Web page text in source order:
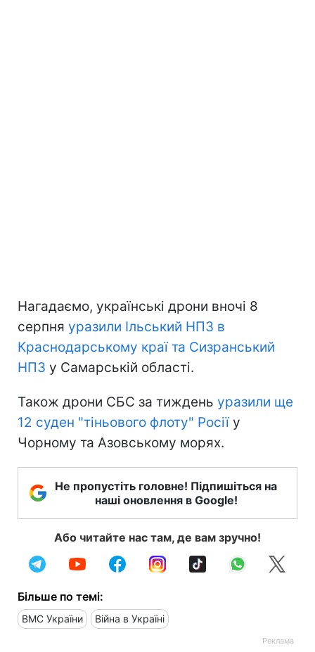
Нагадаємо, українські дрони вночі 8
серпня уразили Ільський НПЗ в
Краснодарському краї та Сизранський
НПЗ у Самарській області.
Також дрони СБС за тиждень уразили ще
12 суден "тіньового флоту" Росіїу
Чорному та Азовському морях.
Не пропустіть головне! Підпишіться на
наші оновлення в Google!
Або читайте нас там, де вам зручно!
Більше по темі:
ВМС України Війна в Україні